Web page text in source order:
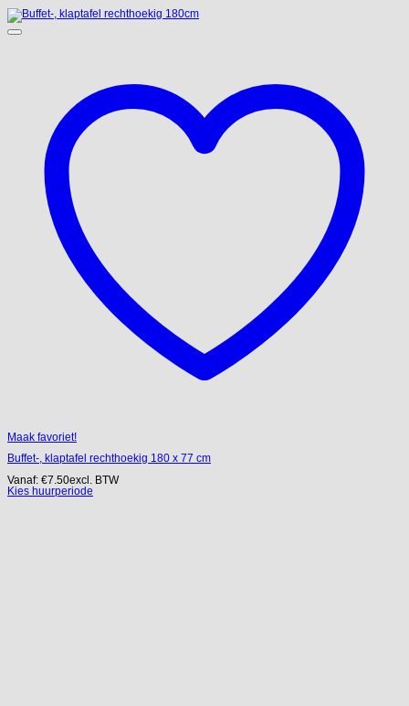
Maak favoriet!
Buffet-, klaptafel rechthoekig 180 x 77 cm
Vanaf: €7.50excl. BTW
Kies huurperiode